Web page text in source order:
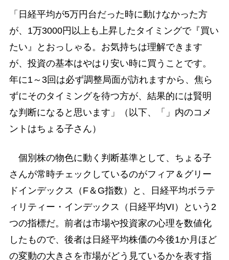
「日経平均が5万円台だった時に動けなかった方
が、1万3000円以上も上昇したタイミングで『買い
たい』とおっしゃる。お気持ちは理解できます
が、投資の基本はやはり安い時に買うことです。
年に1～3回は必ず調整局面が訪れますから、焦ら
ずにそのタイミングを待つ方が、結果的には賢明
な判断になると思います」（以下、「」内のコメ
ントはちょる子さん）
個別株の物色に動く判断基準として、ちょる子
さんが常時チェックしているのがフィア＆グリー
ドインデックス（F＆G指数）と、日経平均ボラテ
ィリティー・インデックス（日経平均VI）という2
つの指標だ。前者は市場や投資家の心理を数値化
したもので、後者は日経平均株価の今後1か月ほど
の変動の大きさを市場がどう見ているかを表す指